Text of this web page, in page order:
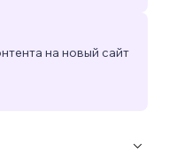
на новый сайт